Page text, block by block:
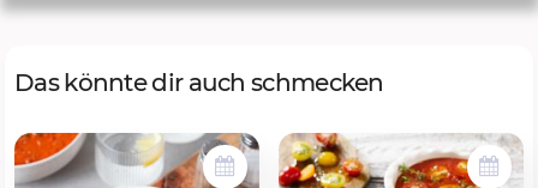
Das könnte dir auch schmecken